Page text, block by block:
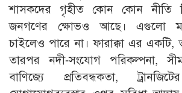
শাসকদের গৃহীত কোন কোন নীতি
জনগণের ক্ষোভও আছে। এগুলো
চাইলেও পারে না। ফারাক্কা এর
তারপর নদী-সংযোগ পরিকল্পনা,
বাণিজ্যে প্রতিবন্ধকতা,